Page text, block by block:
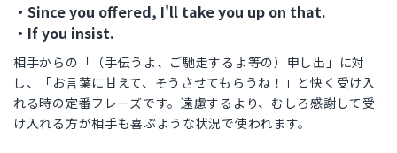
・Since you offered, I'll take you up on that.
・If you insist.
相手からの「（手伝うよ、ご馳走するよ等の）申し出」に対
し、「お言葉に甘えて、そうさせてもらうね！」と快く受け入
れる時の定番フレーズです。遠慮するより、むしろ感謝して受
け入れる方が相手も喜ぶような状況で使われます。